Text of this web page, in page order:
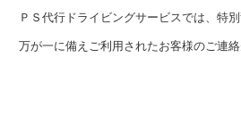
ＰＳ代行ドライビングサービスでは、特
万が一に備えご利用されたお客様のご連